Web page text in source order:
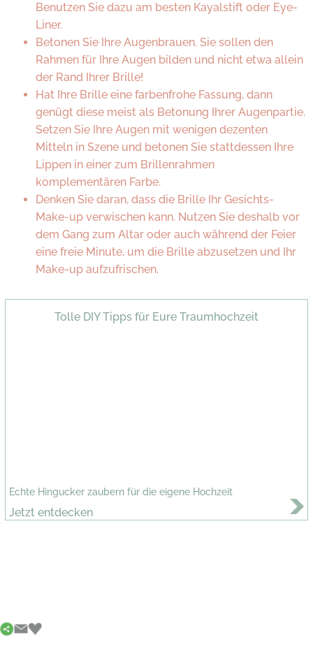
Benutzen Sie dazu am besten Kayalstift oder Eye-
Liner.
Betonen Sie Ihre Augenbrauen. Sie sollen den
Rahmen für Ihre Augen bilden und nicht etwa allein
der Rand Ihrer Brille!
Hat Ihre Brille eine farbenfrohe Fassung, dann
genügt diese meist als Betonung Ihrer Augenpartie.
Setzen Sie Ihre Augen mit wenigen dezenten
Mitteln in Szene und betonen Sie stattdessen Ihre
Lippen in einer zum Brillenrahmen
komplementären Farbe.
Denken Sie daran, dass die Brille Ihr Gesichts-
Make-up verwischen kann. Nutzen Sie deshalb vor
dem Gang zum Altar oder auch während der Feier
eine freie Minute, um die Brille abzusetzen und Ihr
Make-up aufzufrischen.
Tolle DIY Tipps für Eure Traumhochzeit
Echte Hingucker zaubern für die eigene Hochzeit
Jetzt entdecken